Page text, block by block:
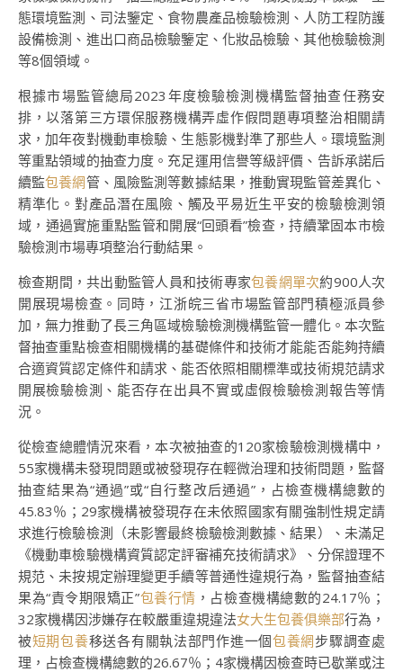
態環境監測、司法鑒定、食物農產品檢驗檢測、人防工程防護
設備檢測、進出口商品檢驗鑒定、化妝品檢驗、其他檢驗檢測
等8個領域。
根據市場監管總局2023年度檢驗檢測機構監督抽查任務安
排，以落第三方環保服務機構弄虛作假問題專項整治相關請
求，加年夜對機動車檢驗、生態影機對準了那些人。環境監測
等重點領域的抽查力度。充足運用信譽等級評價、告訴承諾后
續監包養網管、風險監測等數據結果，推動實現監管差異化、
精準化。對產品潛在風險、觸及平易近生平安的檢驗檢測領
域，通過實施重點監管和開展“回頭看”檢查，持續鞏固本市檢
驗檢測市場專項整治行動結果。
檢查期間，共出動監管人員和技術專家包養網單次約900人次
開展現場檢查。同時，江浙皖三省市場監管部門積極派員參
加，無力推動了長三角區域檢驗檢測機構監管一體化。本次監
督抽查重點檢查相關機構的基礎條件和技術才能能否能夠持續
合適資質認定條件和請求、能否依照相關標準或技術規范請求
開展檢驗檢測、能否存在出具不實或虛假檢驗檢測報告等情
況。
從檢查總體情況來看，本次被抽查的120家檢驗檢測機構中，
55家機構未發現問題或被發現存在輕微治理和技術問題，監督
抽查結果為“通過”或“自行整改后通過”，占檢查機構總數的
45.83％；29家機構被發現存在未依照國家有關強制性規定請
求進行檢驗檢測（未影響最終檢驗檢測數據、結果）、未滿足
《機動車檢驗機構資質認定評審補充技術請求》、分保證理不
規范、未按規定辦理變更手續等普通性違規行為，監督抽查結
果為“責令期限矯正”包養行情 ，占檢查機構總數的24.17％；
32家機構因涉嫌存在較嚴重違規違法女大生包養俱樂部行為，
被短期包養移送各有關執法部門作進一個包養網步驟調查處
理，占檢查機構總數的26.67％；4家機構因檢查時已歇業或注